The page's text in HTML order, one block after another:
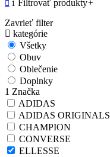
1 Filtrovať produkty+
Zavrieť filter
kategórie
Všetky
Obuv
Oblečenie
Doplnky
1 Značka
ADIDAS
ADIDAS ORIGINALS
CHAMPION
CONVERSE
ELLESSE